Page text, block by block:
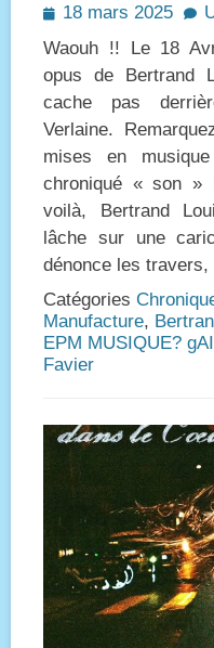
Posted
18 mars 2025
Waouh !! Le 18
opus de Bertrand
cache pas
Verlaine.
mises en
chroniqué « son »
voilà, Bertrand
lâche sur une
dénonce les travers,
Catégories
Manufacture,
EPM MUSIQUE?
Favier